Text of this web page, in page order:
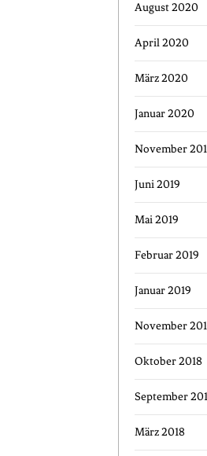
August 2020
April 2020
März 2020
Januar 2020
November
Juni 2019
Mai 2019
Februar 2019
Januar 2019
November
Oktober 2018
September
März 2018